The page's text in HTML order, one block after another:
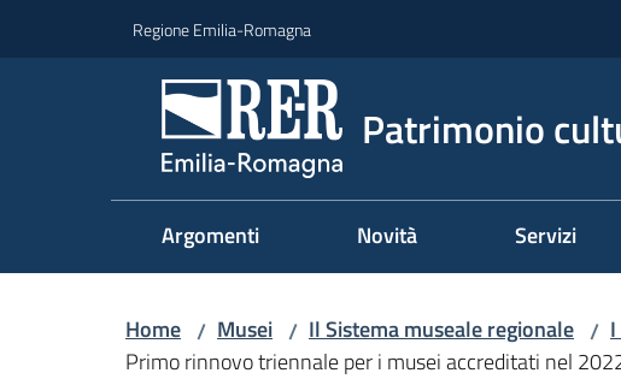
Regione Emilia-Romagna
Patrimonio
Argomenti Novità Servizi
Home / Musei / Il Sistema museale regionale /
Primo rinnovo triennale per i musei accreditati nel